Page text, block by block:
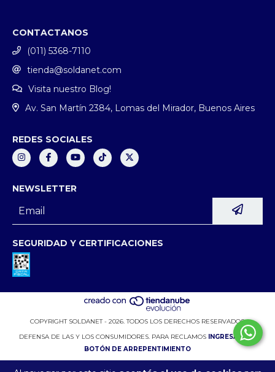
CONTACTANOS
(011) 5368-7110
tienda@soldanet.com
Visita nuestro Blog!
Av. San Martín 2384, Lomas del Mirador, Buenos Aires
REDES SOCIALES
NEWSLETTER
SEGURIDAD Y CERTIFICACIONES
COPYRIGHT SOLDANET - 2026. TODOS LOS DERECHOS RESERVADOS.
DEFENSA DE LAS Y LOS CONSUMIDORES. PARA RECLAMOS
INGRESÁ ACÁ.
BOTÓN DE ARREPENTIMIENTO